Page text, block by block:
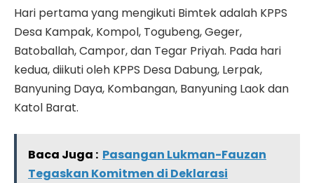
Hari pertama yang mengikuti Bimtek adalah KPPS
Desa Kampak, Kompol, Togubeng, Geger,
Batoballah, Campor, dan Tegar Priyah. Pada hari
kedua, diikuti oleh KPPS Desa Dabung, Lerpak,
Banyuning Daya, Kombangan, Banyuning Laok dan
Katol Barat.
Baca Juga : Pasangan Lukman-Fauzan
Tegaskan Komitmen di Deklarasi